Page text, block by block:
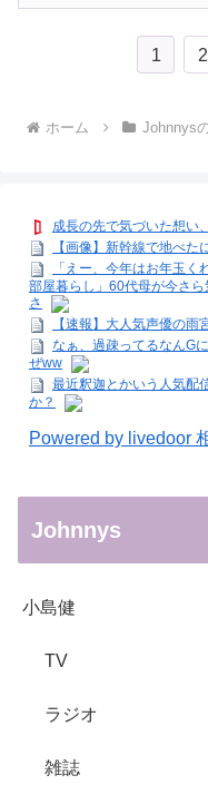
1 2
ホーム Johnnys
成長の先で気づいた想い
【画像】新幹線で地べた
「えー、今年はお年玉
部屋暮らし」60代母が今さ
さ
【速報】大人気声優の雨
なぁ、過疎ってるなんG
ぜww
最近釈迦とかいう人気配
か？
Powered by livedoor
Johnnys
小島健
TV
ラジオ
雑誌